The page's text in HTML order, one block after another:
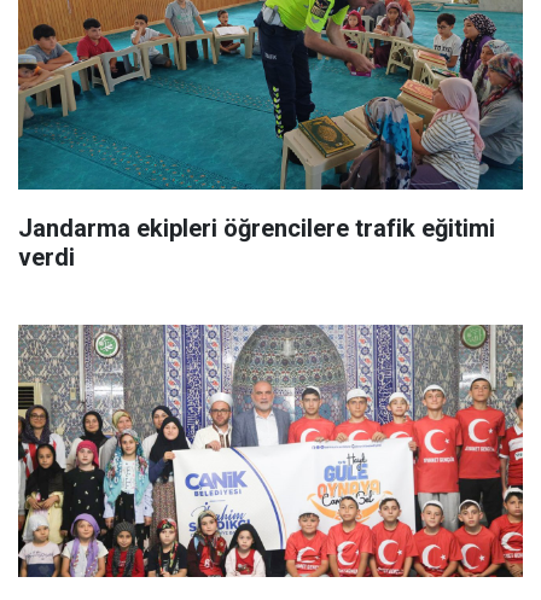
Jandarma ekipleri öğrencilere trafik eğitimi
verdi